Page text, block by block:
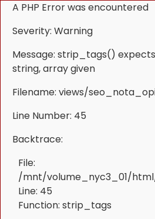
A PHP Error was encountered
Severity: Warning
Message: strip_tags()
string, array given
Filename: views/
Line Number: 45
Backtrace:
File:
/mnt/volume_nyc3_01/
Line: 45
Function: strip_tags